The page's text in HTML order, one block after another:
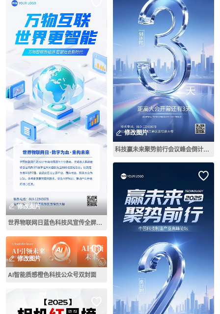
修改图片
世界物联网日蓝色科技风宣传全屏海报
修改图片
AI智能质感橙色科技公众号双封面
修改图片
科技赢未来聚势前行会议峰会倒计时3天全屏海报